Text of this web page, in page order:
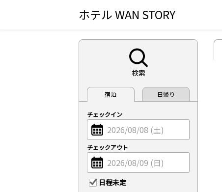
ホテル WAN STORY
検索
宿泊 日帰り
チェックイン
チェックアウト
日程未定